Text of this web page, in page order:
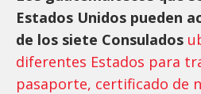
Estados Unidos pueden
de los siete Consulados
diferentes Estados para
pasaporte, certificado de